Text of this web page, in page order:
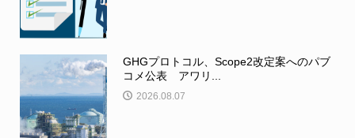
GHGプロトコル、Scope2改定案へのパブ
コメ公表 アワリ...
2026.08.07